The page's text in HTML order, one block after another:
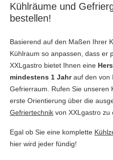
Kühlräume und
bestellen!
Basierend auf den Maßen Ihrer
Kühlraum so anpassen, dass er
XXLgastro bietet Ihnen eine
mindestens 1 Jahrauf den von
Gefrierraum. Rufen Sie unseren
erste Orientierung über die
Gefriertechnik von XXLgastro zu
Egal ob Sie eine komplette
hier wird jeder fündig!